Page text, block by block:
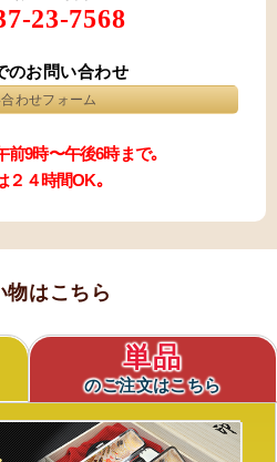
23-7568
のお問い合わせ
わせフォーム
前9時〜午後6時まで｡
２４時間OK｡
物はこちら
単品
のご注文はこちら